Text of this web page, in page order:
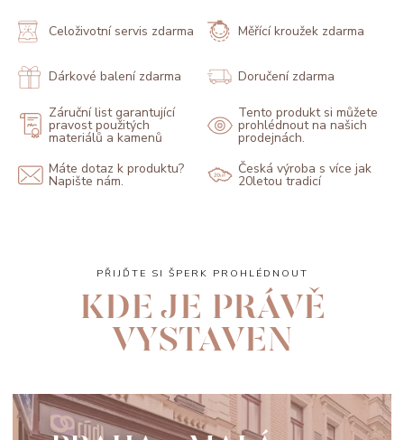
Celoživotní servis zdarma Měřící kroužek zdarma
Dárkové balení zdarma Doručení zdarma
Záruční list garantující
pravost použitých
materiálů a kamenů
Tento produkt si můžete
prohlédnout na našich
prodejnách.
Máte dotaz k produktu?
Napište nám.
Česká výroba s více jak
20letou tradicí
PŘIJĎTE SI ŠPERK PROHLÉDNOUT
KDE JE PRÁVĚ
VYSTAVEN